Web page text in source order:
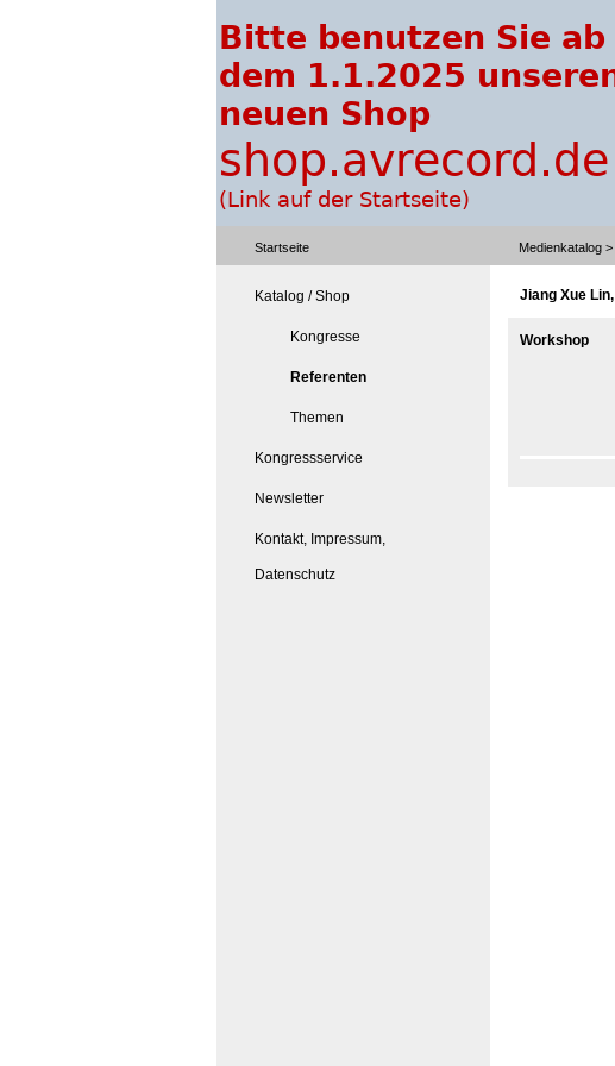
Startseite Medienkatalog >
Katalog / Shop
Kongresse
Referenten
Themen
Kongressservice
Newsletter
Kontakt, Impressum,
Datenschutz
Jiang Xue Lin,
Workshop